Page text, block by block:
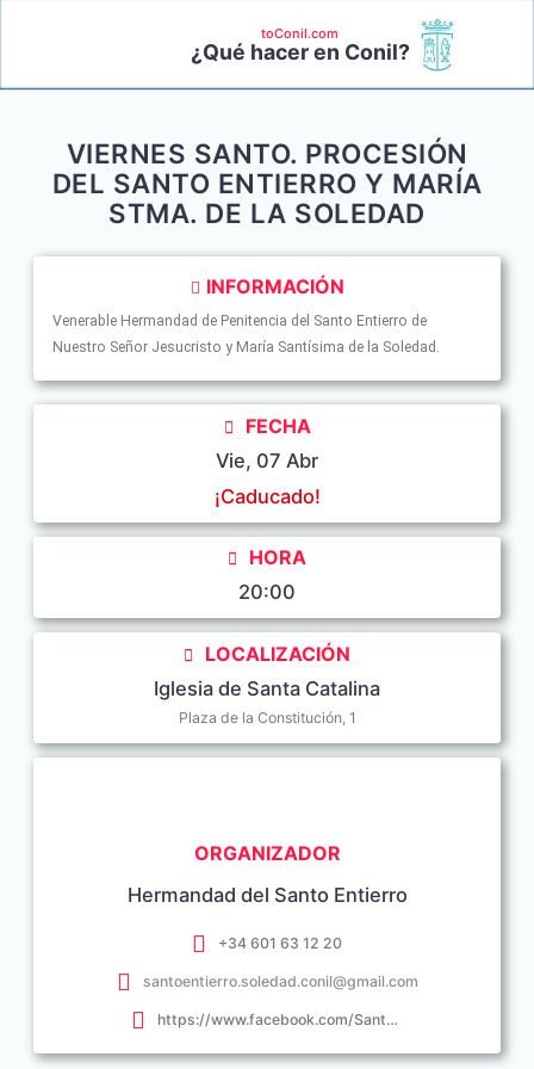
toConil.com
¿Qué hacer en Conil?
VIERNES SANTO. PROCESIÓN
DEL SANTO ENTIERRO Y MARÍA
STMA. DE LA SOLEDAD
INFORMACIÓN
Venerable Hermandad de Penitencia del Santo Entierro de
Nuestro Señor Jesucristo y María Santísima de la Soledad.
FECHA
Vie, 07 Abr
¡Caducado!
HORA
20:00
LOCALIZACIÓN
Iglesia de Santa Catalina
Plaza de la Constitución, 1
ORGANIZADOR
Hermandad del Santo Entierro
+34 601 63 12 20
santoentierro.soledad.conil@gmail.com
https://www.facebook.com/SantoEntierroSoledadConil